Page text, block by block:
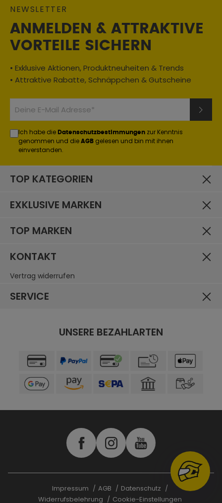
NEWSLETTER
ANMELDEN & ATTRAKTIVE
VORTEILE SICHERN
• Exklusive Aktionen, Produktneuheiten & Trends
• Attraktive Rabatte, Schnäppchen & Gutscheine
Ich habe die Datenschutzbestimmungen zur Kenntnis
genommen und die AGB gelesen und bin mit ihnen
einverstanden.
TOP KATEGORIEN
EXKLUSIVE MARKEN
TOP MARKEN
KONTAKT
Vertrag widerrufen
SERVICE
UNSERE BEZAHLARTEN
Impressum AGB
Datenschutz
Widerrufsbelehrung
Cookie-Einstellungen